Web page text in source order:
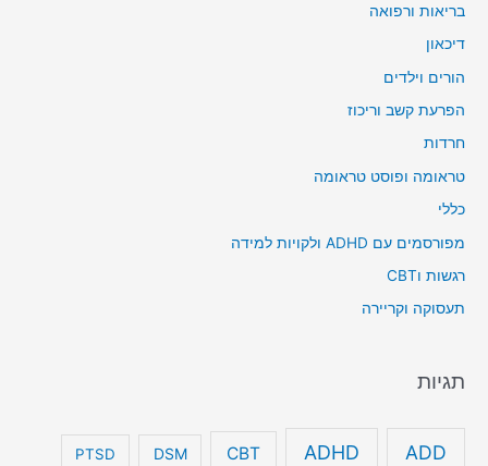
בריאות ורפואה
דיכאון
הורים וילדים
הפרעת קשב וריכוז
חרדות
טראומה ופוסט טראומה
כללי
מפורסמים עם ADHD ולקויות למידה
רגשות וCBT
תעסוקה וקריירה
תגיות
ADD
ADHD
CBT
DSM
PTSD